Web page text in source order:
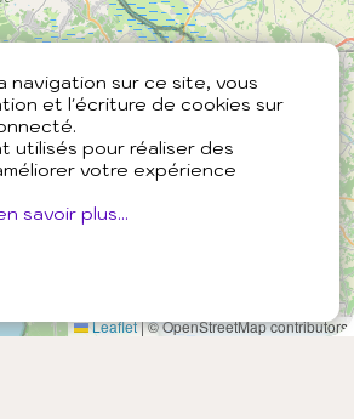
navigation sur ce site, vous
et l'écriture de cookies sur
utilisés pour réaliser des
votre expérience
savoir plus...
Leaflet|© OpenStreetMap contributors